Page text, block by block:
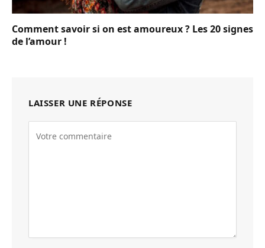
Comment savoir si on est amoureux ? Les 20 signes
de l’amour !
LAISSER UNE RÉPONSE